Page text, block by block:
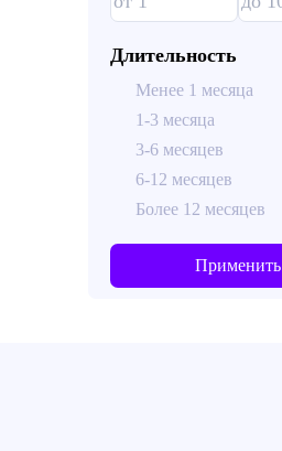
Длительность
Менее 1 месяца
1-3 месяца
3-6 месяцев
6-12 месяцев
Более 12 месяцев
Применить